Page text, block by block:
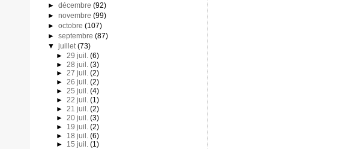
► décembre (92)
► novembre (99)
► octobre (107)
► septembre (87)
▼ juillet(73)
► 29 juil. (6)
►
28 juil. (3)
► 27 juil. (2)
►
26 juil. (2)
►
25 juil. (4)
►
22 juil. (1)
►
21 juil. (2)
►
20 juil. (3)
►
19 juil. (2)
►
18 juil. (6)
►
15 juil. (1)